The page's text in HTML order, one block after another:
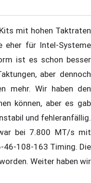
mit hohen Taktraten
eher für Intel-Systeme
ist es schon besser
aber dennoch
mehr. Wir haben den
können, aber es gab
und fehleranfällig.
bei 7.800 MT/s mit
46-108-163 Timing. Die
Weiter haben wir